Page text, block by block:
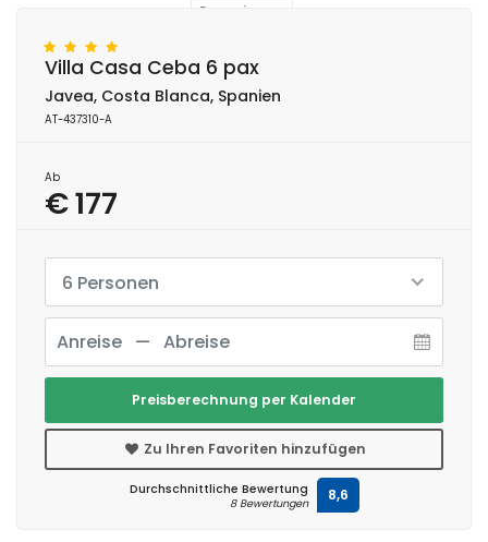
Reservierung
Villa Casa Ceba 6 pax
Javea, Costa Blanca, Spanien
AT-437310-A
Ab
€ 177
6 Personen
Preisberechnung per Kalender
Zu Ihren Favoriten hinzufügen
Durchschnittliche Bewertung
8 Bewertungen 8,6